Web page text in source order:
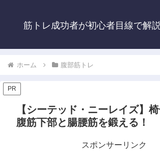
筋トレ成功者が初心者目線で解
ホーム 腹部筋トレ
PR
【シーテッド・ニーレイズ】
腹筋下部と腸腰筋を鍛える！
スポンサーリンク